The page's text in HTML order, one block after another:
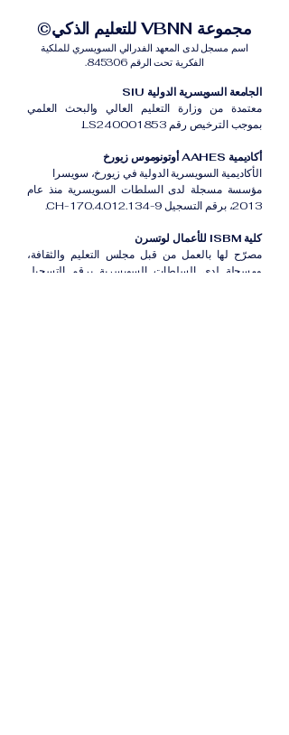
مجموعة VBNN للتعليم الذكي©
اسم مسجل لدى المعهد الفدرالي السويسري للملكية
الفكرية تحت الرقم 845306.
الجامعة السويسرية الدولية SIU
معتمدة من وزارة التعليم العالي والبحث العلمي
بموجب الترخيص رقم LS240001853.
أكاديمية AAHES أوتونوموس زيورخ
الأكاديمية السويسرية الدولية في زيورخ، سويسرا
مؤسسة مسجلة لدى السلطات السويسرية منذ عام
2013، برقم التسجيل CH-170.4.012.134-9.
كلية ISBM للأعمال لوتسرن
مصرّح لها بالعمل من قبل مجلس التعليم والثقافة،
ومسجلة لدى السلطات السويسرية برقم التسجيل